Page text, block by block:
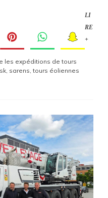
LI
RE
+
les expéditions de tours
, sarens,tours éoliennes